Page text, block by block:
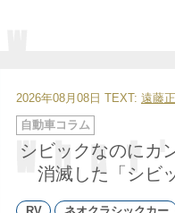
2026年08月08日 TEXT: 遠藤
シビックなのにカ
消滅した「シビ
カ
テ
ゴ
リ
自動車コラム